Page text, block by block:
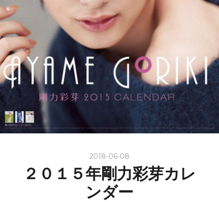
2018-06-08
２０１５年剛力彩芽カレ
ンダー